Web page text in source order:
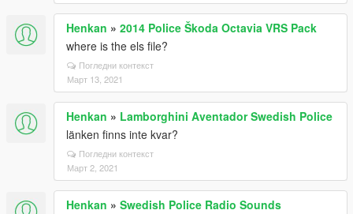
Henkan » 2014 Police Škoda Octavia VRS Pack
where is the els file?
Погледни контекст
Март 13, 2021
Henkan » Lamborghini Aventador Swedish Police
länken finns inte kvar?
Погледни контекст
Март 2, 2021
Henkan » Swedish Police Radio Sounds